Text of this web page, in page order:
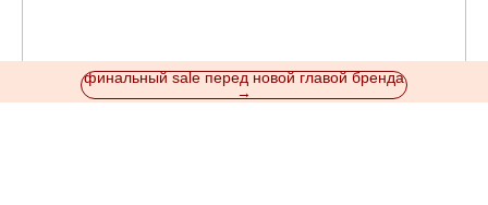
финальный sale перед новой главой бренда
→